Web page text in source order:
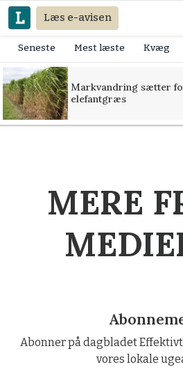
Læs e-avisen
Seneste Mest læste Kvæg
Markvandring sætter
elefantgræs
MERE
Abonner på dagbladet
vores lokale